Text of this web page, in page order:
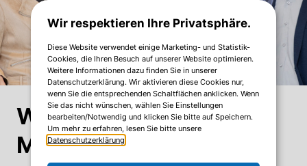
Wir leben
M itverantwortung
Wir respektieren Ihre Privatsphäre.
Diese Website verwendet einige Marketing- und Statistik-
Cookies, die Ihren Besuch auf unserer Website optimieren.
Weitere Informationen dazu finden Sie in unserer
Datenschutzerklärung. Wir aktivieren diese Cookies nur,
wenn Sie die entsprechenden Schaltflächen anklicken. Wenn
Sie das nicht wünschen, wählen Sie Einstellungen
bearbeiten/Notwendig und klicken Sie bitte auf Speichern.
Um mehr zu erfahren, lesen Sie bitte unsere
Datenschutzerklärung.